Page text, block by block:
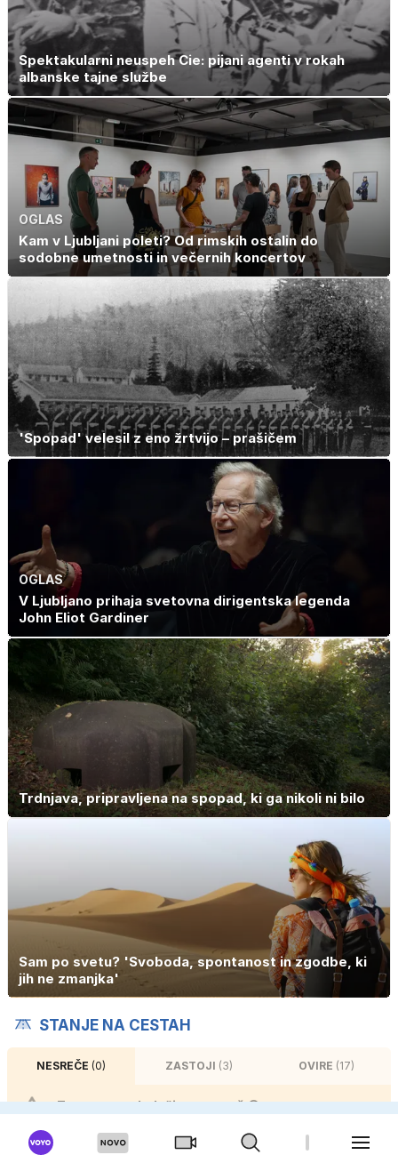
Spektakularni neuspeh Cie: pijani agenti v rokah
albanske tajne službe
OGLAS
Kam v Ljubljani poleti? Od rimskih ostalin do
sodobne umetnosti in večernih koncertov
'Spopad' velesil z eno žrtvijo – prašičem
OGLAS
V Ljubljano prihaja svetovna dirigentska legenda
John Eliot Gardiner
Trdnjava, pripravljena na spopad, ki ga nikoli ni bilo
Sam po svetu? 'Svoboda, spontanost in zgodbe, ki
jih ne zmanjka'
STANJE NA CESTAH
NESREČE (0) ZASTOJI (3) OVIRE (17)
Trenutno ne beležimo nesreč 😎
VEČ O CESTAH